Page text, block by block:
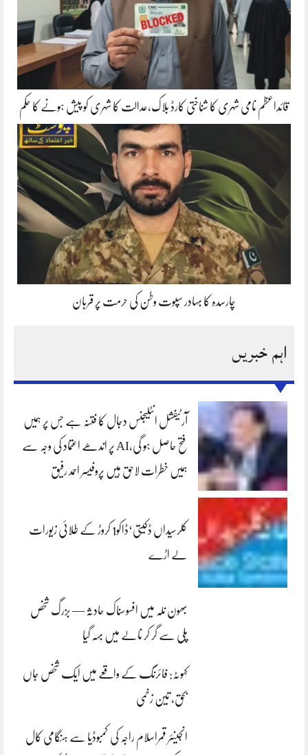
قائداعظم نامی شہری کا شناختی کارڈ بلاک،عدالت کا شہری کو پیش ہونے کا حکم
چارسدہ کا بہادر سپوت وطن کی حرمت پر قربان
اہم خبریں
آرٹیفشل انٹلیجنس دجال کا فتنہ ہے جس پر ہمیں
فتح حاصل ہو گی،AI پر اندھے اعتماد کی وجہ سے
ہمیں خطرات لاحق ہیں پروفیسر احمد رفیق
کلرسیداں ڈکیتی‘ڈاکو1 کروڑ کے طلائی زیورات
لے اڑے
بھون نلہ میں افسوسناک حادثہ — بزرگ شخص
پلی سے گر کر نالے میں بہہ گیا
کہوٹہ: فائرنگ کے واقعے میں ایک شخص جاں
بحق، تین زخمی
انجینئر قمراسلام راجہ کی کمبوڈیا سے ہنگامی کال